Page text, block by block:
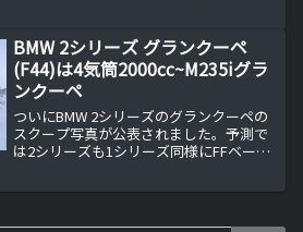
BMW 2シリーズ グランクーペ
(F44)は4気筒2000cc~M235iグラ
ンクーペ
ついにBMW 2シリーズのグランクーペの
スクープ写真が公表されました。予測で
は2シリーズも1シリーズ同様にFFベース